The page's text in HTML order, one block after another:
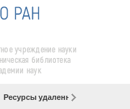
учреждение науки
библиотека
наук
Ресурсы удаленного доступа